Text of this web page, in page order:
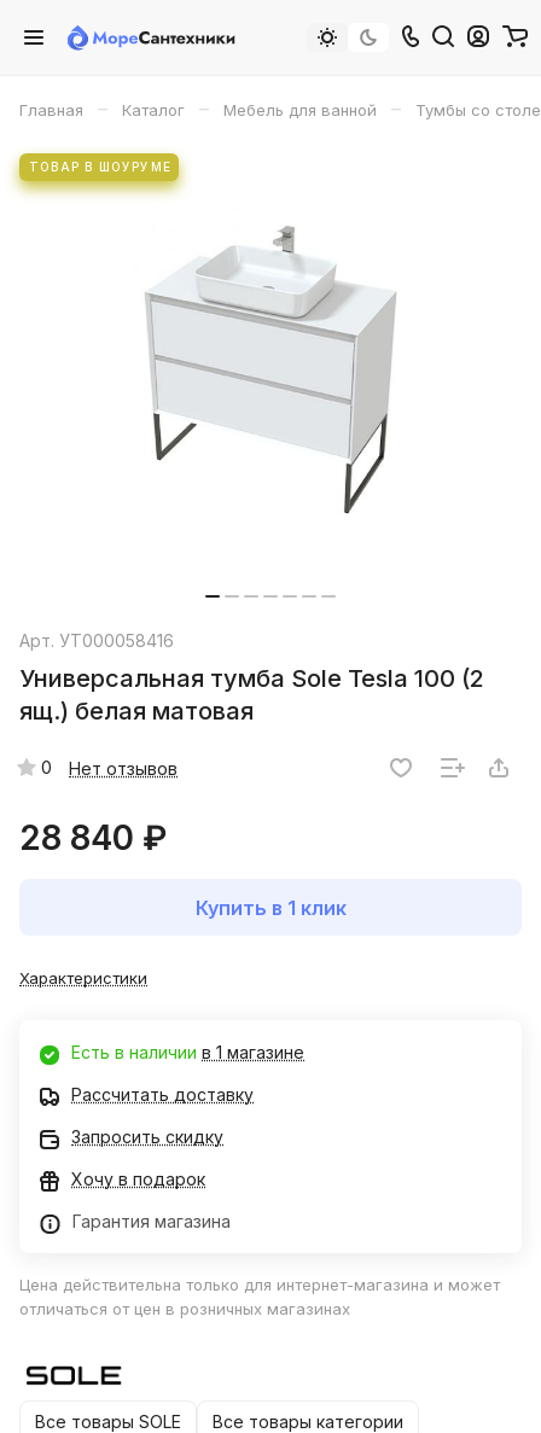
Главная – Каталог – Мебель для ванной – Тумбы со
ТОВАР В ШОУРУМЕ
Арт. УТ000058416
Универсальная тумба Sole Tesla 100 (2
ящ.) белая матовая
0 Нет отзывов
28 840 ₽
Купить в 1 клик
Характеристики
Есть в наличии в 1 магазине
Рассчитать доставку
Запросить скидку
Хочу в подарок
Гарантия магазина
Цена действительна только для интернет-магазина и может
отличаться от цен в розничных магазинах
Все товары SOLE Все товары категории